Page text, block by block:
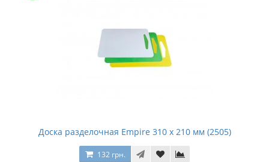
Доска разделочная Empire 310 x 210 мм (2505)
132 грн.